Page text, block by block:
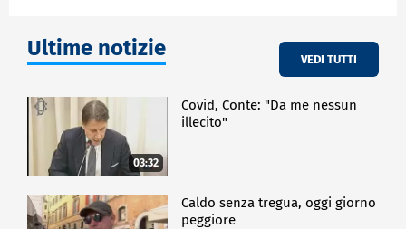
Ultime notizie VEDI TUTTI
03:32
Covid, Conte: "Da me nessun
illecito"
Caldo senza tregua, oggi giorno
peggiore